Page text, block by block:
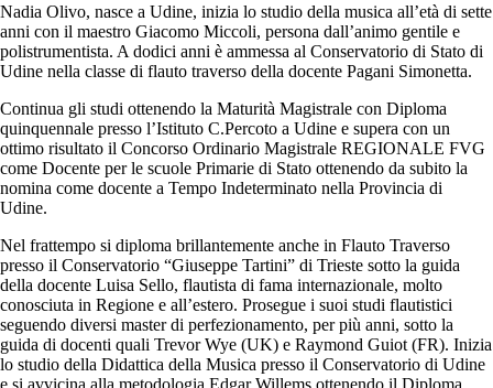
Nadia Olivo, nasce a Udine, inizia lo studio della musica all’età di sette
anni con il maestro Giacomo Miccoli, persona dall’animo gentile e
polistrumentista. A dodici anni è ammessa al Conservatorio di Stato di
Udine nella classe di flauto traverso della docente Pagani Simonetta.
Continua gli studi ottenendo la Maturità Magistrale con Diploma
quinquennale presso l’Istituto C.Percoto a Udine e supera con un
ottimo risultato il Concorso Ordinario Magistrale REGIONALE FVG
come Docente per le scuole Primarie di Stato ottenendo da subito la
nomina come docente a Tempo Indeterminato nella Provincia di
Udine.
Nel frattempo si diploma brillantemente anche in Flauto Traverso
presso il Conservatorio “Giuseppe Tartini” di Trieste sotto la guida
della docente Luisa Sello, flautista di fama internazionale, molto
conosciuta in Regione e all’estero. Prosegue i suoi studi flautistici
seguendo diversi master di perfezionamento, per più anni, sotto la
guida di docenti quali Trevor Wye (UK) e Raymond Guiot (FR). Inizia
lo studio della Didattica della Musica presso il Conservatorio di Udine
e si avvicina alla metodologia Edgar Willems ottenendo il Diploma